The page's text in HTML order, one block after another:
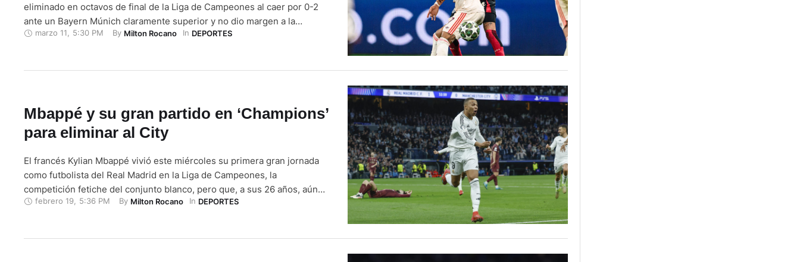
eliminado en octavos de final de la Liga de Campeones al caer por 0-2
ante un Bayern Múnich claramente superior y no dio margen a la
esperanza del equipo del ecuatoriano Piero Hincapie, titular todo el
marzo 11 5:30 PM By Milton Rocano In DEPORTES
Mbappé y su gran partido en ‘Champions’
para eliminar al City
El francés Kylian Mbappé vivió este miércoles su primera gran jornada
como futbolista del Real Madrid en la Liga de Campeones, la
competición fetiche del conjunto blanco, pero que, a sus 26 años, aún
se le resiste al parisino en el palmarés. Su llegada al campeón de
febrero 19, 5:36 PM By Milton Rocano In DEPORTES